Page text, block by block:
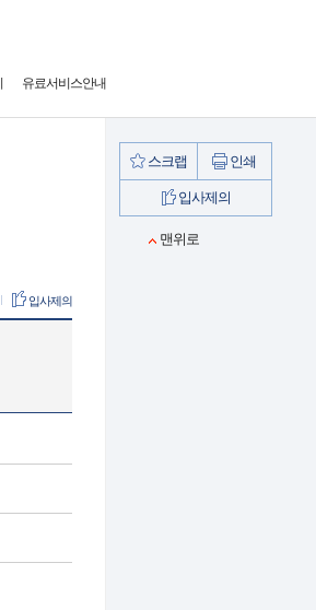
유료서비스안내
입사제의
스크랩 인쇄
입사제의
맨위로